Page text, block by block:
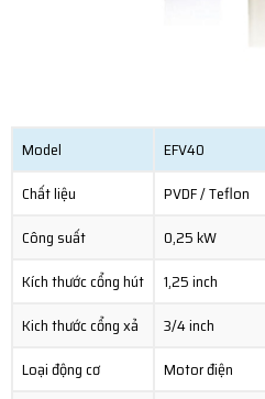
Model
EFV40
Chất liệu
PVDF / Teflon
Công suất
0,25 kW
Kích thước cổng hút
1,25 inch
Kich thước cổng xả
3/4 inch
Loại động cơ
Motor điện